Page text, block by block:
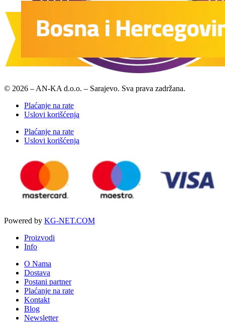
© 2026 – AN-KA d.o.o. – Sarajevo. Sva prava zadržana.
Plaćanje na rate
Uslovi korišćenja
Plaćanje na rate
Uslovi korišćenja
Powered by KG-NET.COM
Proizvodi
Info
O Nama
Dostava
Postani partner
Plaćanje na rate
Kontakt
Blog
Newsletter